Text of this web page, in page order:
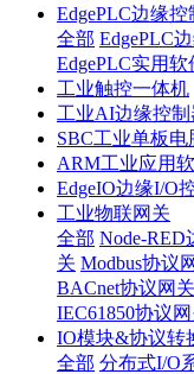
EdgePLC边缘控
全部 EdgePLC
EdgePLC实用软
工业触控一体机
工业AI边缘控制
SBC工业单板电
ARM工业应用
EdgeIO边缘I/O
工业物联网关
全部 Node-RED
关 Modbus协议
BACnet协议网关
IEC61850协议
IO模块&协议转
全部 分布式I/O